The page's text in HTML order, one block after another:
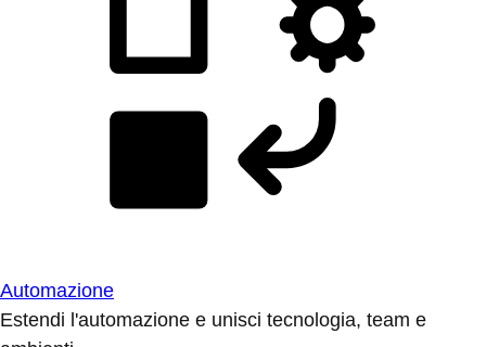
Automazione
Estendi l'automazione e unisci tecnologia, team e